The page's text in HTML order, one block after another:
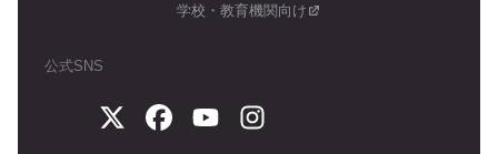
学校・教育機関向け
公式SNS